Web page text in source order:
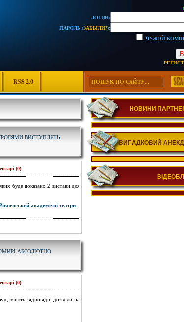
ЛОГИН:
ПАРОЛЬ (ЗАБЫЛИ?):
ЧУЖОЙ
RSS 2.0
ВИСТУПЛЯТЬ
(0)
буде показано 2 вистави для
АБСОЛЮТНО
(0)
мають відповідні дозволи на
НОВИНИ
ВИПАДКОВИЙ